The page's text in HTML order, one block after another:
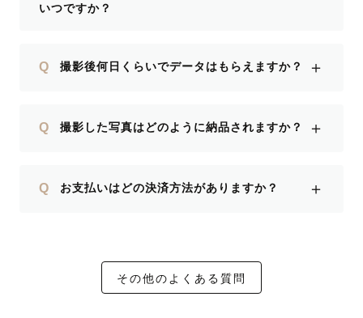
いつですか？
Q 撮影後何日くらいでデータはもらえますか？ ＋
Q 撮影した写真はどのように納品されますか？ ＋
Q お支払いはどの決済方法がありますか？ ＋
その他のよくある質問